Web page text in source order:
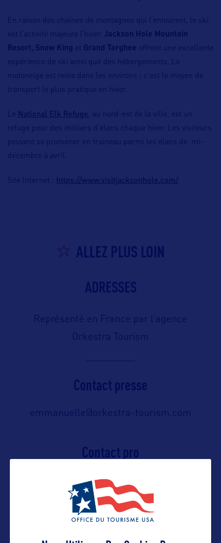
En raison des chaînes de montagnes qui l’entourent, le ski
est l’activité majeure l’hiver. Jackson Hole Mountain
Resort, Snow King et Grand Targhee offrent une excellente
expérience de ski ainsi que des hébergements. La
motoneige est reine dans les environs ; c’est le moyen de
transport le plus pratique en hiver.
Le National Elk Refuge
, au nord-est de la ville, est un
refuge pour des milliers d’élans chaque hiver. Les visiteurs
peuvent se promener en traineau parmi les élans de mi-
décembre à avril.
Site Internet : https://www.visitjacksonhole.com/
ALLEZ PLUS LOIN
ADRESSES
Représenté en France par l’agence
Orkestra Tourism
Contact presse
emmanuelle@orkestra-tourism.com
Contact pro
emmanuelle@orkestra-tourism.com
Contact grand public